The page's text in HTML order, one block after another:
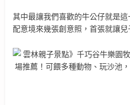
其中最讓我們喜歡的牛公仔就是
配意境來幾張創意照，首張就讓兒